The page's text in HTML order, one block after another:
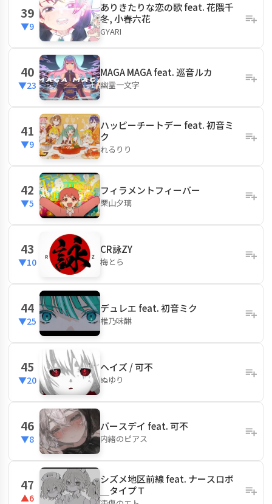
39
▼9
ありきたりな恋の歌 feat. 花隈千
冬, 小春六花
GYARI
40
▼23
MAGA MAGA feat. 巡音ルカ
幽霊一文字
41
▼9
ハッピーチートデー feat. 初音ミ
ク
れるりり
42
▼5
フィラメントフィーバー
栗山夕璃
43
▼10
CR詠ZY
梅とら
44
▼25
デュレエ feat. 初音ミク
椎乃味醂
45
▼20
ヘイズ / 可不
ぬゆり
46
▼8
バースデイ feat. 可不
内緒のピアス
47
▲6
シズメ地区前線 feat. ナースロボ
＿タイプＴ